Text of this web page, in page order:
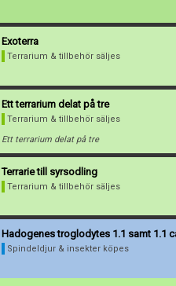
Exoterra
Terrarium & tillbehör säljes
Ett terrarium delat på tre
Terrarium & tillbehör säljes
Ett terrarium delat på tre
Terrarie till syrsodling
Terrarium & tillbehör säljes
Hadogenes troglodytes 1.1 samt 1.1
Spindeldjur & insekter köpes